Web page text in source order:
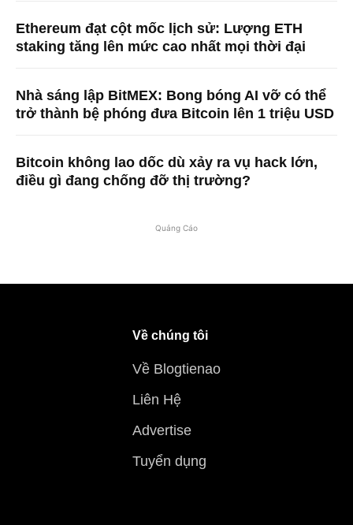
Ethereum đạt cột mốc lịch sử: Lượng ETH
staking tăng lên mức cao nhất mọi thời đại
Nhà sáng lập BitMEX: Bong bóng AI vỡ có thể
trở thành bệ phóng đưa Bitcoin lên 1 triệu USD
Bitcoin không lao dốc dù xảy ra vụ hack lớn,
điều gì đang chống đỡ thị trường?
Quảng Cáo
Về chúng tôi
Về Blogtienao
Liên Hệ
Advertise
Tuyển dụng